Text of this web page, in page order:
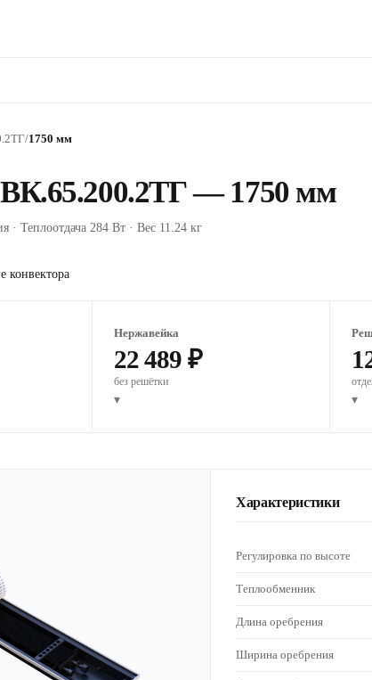
/1750 мм
— 1750 мм
· Теплоотдача 284 Вт · Вес 11.24 кг
конвектора
Нержавейка
22 489 ₽
без решётки
▾ ▾
Характеристики
Регулировка по высоте
Теплообменник
Длина оребрения
Ширина оребрения